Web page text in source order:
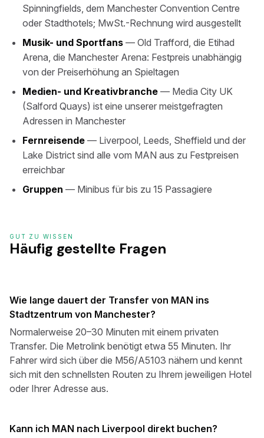
Spinningfields, dem Manchester Convention Centre
oder Stadthotels; MwSt.-Rechnung wird ausgestellt
Musik- und Sportfans — Old Trafford, die Etihad
Arena, die Manchester Arena: Festpreis unabhängig
von der Preiserhöhung an Spieltagen
Medien- und Kreativbranche — Media City UK
(Salford Quays) ist eine unserer meistgefragten
Adressen in Manchester
Fernreisende — Liverpool, Leeds, Sheffield und der
Lake District sind alle vom MAN aus zu Festpreisen
erreichbar
Gruppen — Minibus für bis zu 15 Passagiere
GUT ZU WISSEN
Häufig gestellte Fragen
Wie lange dauert der Transfer von MAN ins
Stadtzentrum von Manchester?
Normalerweise 20–30 Minuten mit einem privaten
Transfer. Die Metrolink benötigt etwa 55 Minuten. Ihr
Fahrer wird sich über die M56/A5103 nähern und kennt
sich mit den schnellsten Routen zu Ihrem jeweiligen Hotel
oder Ihrer Adresse aus.
Kann ich MAN nach Liverpool direkt buchen?